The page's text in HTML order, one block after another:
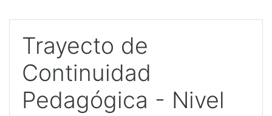
Trayecto de
Continuidad
Pedagógica - Nivel